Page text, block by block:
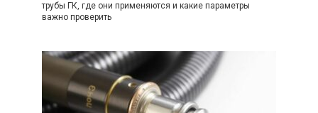
трубы ГК, где они применяются и какие параметры
важно проверить